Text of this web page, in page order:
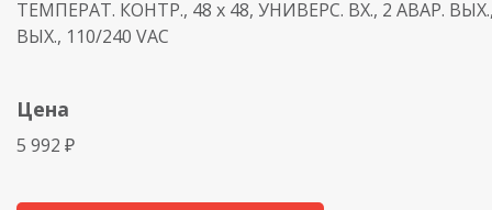
ТЕМПЕРАТ. КОНТР., 48 x 48, УНИВЕРС. ВХ., 2 АВАР.
ВЫХ., 110/240 VAC
Цена
5 992 ₽